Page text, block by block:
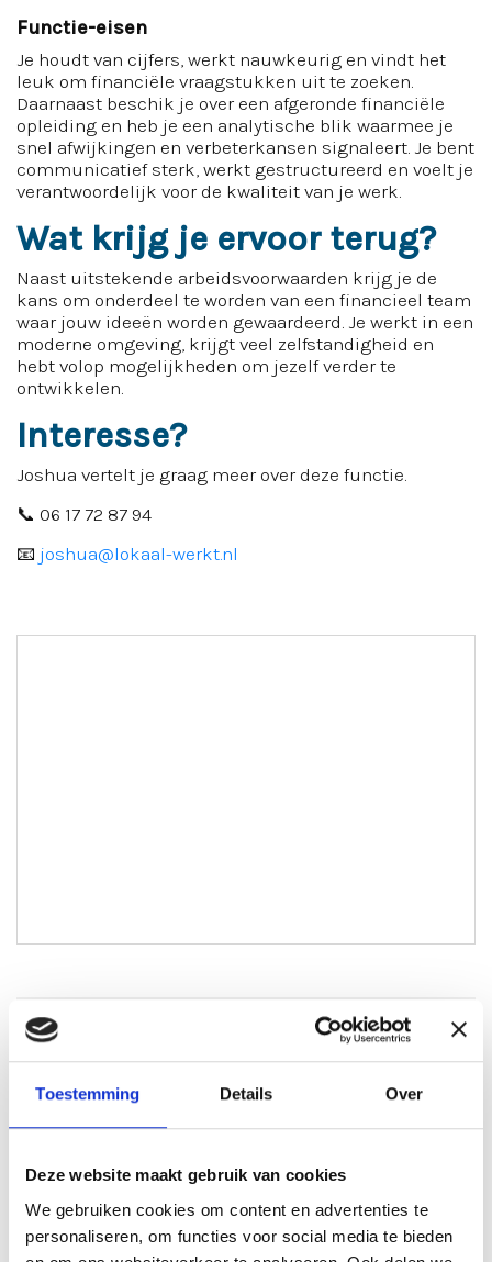
Toestemming Details Over
Deze website maakt gebruik van cookies
We gebruiken cookies om content en advertenties te
personaliseren, om functies voor social media te bieden
Functie-eisen
Je houdt van cijfers, werkt nauwkeurig en vindt het
leuk om financiële vraagstukken uit te zoeken.
Daarnaast beschik je over een afgeronde financiële
opleiding en heb je een analytische blik waarmee je
snel afwijkingen en verbeterkansen signaleert. Je bent
communicatief sterk, werkt gestructureerd en voelt je
verantwoordelijk voor de kwaliteit van je werk.
Wat krijg je ervoor terug?
Naast uitstekende arbeidsvoorwaarden krijg je de
kans om onderdeel te worden van een financieel team
waar jouw ideeën worden gewaardeerd. Je werkt in een
moderne omgeving, krijgt veel zelfstandigheid en
hebt volop mogelijkheden om jezelf verder te
ontwikkelen.
Interesse?
Joshua vertelt je graag meer over deze functie.
📞 06 17 72 87 94
📧 joshua@lokaal-werkt.nl
Joshua Claessen
0617728794
Solliciteren